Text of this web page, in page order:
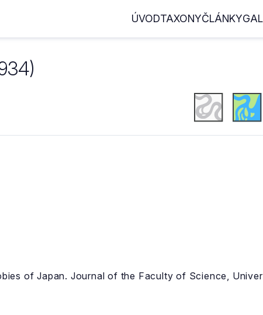
ÚVODTAXONYČLÁNKY
of Japan. Journal of the Faculty of Science,